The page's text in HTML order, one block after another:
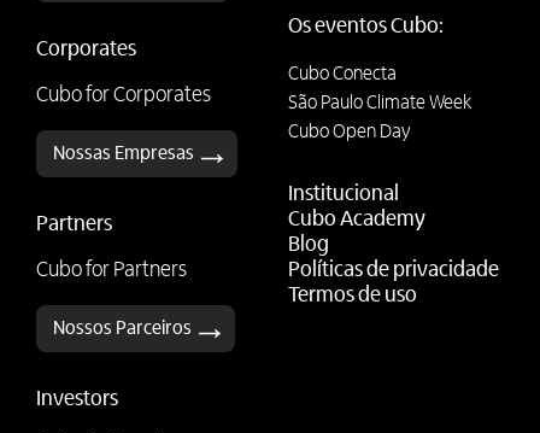
Corporates
Cubo for Corporates
Nossas Empresas
Partners
Cubo for Partners
Nossos Parceiros
Investors
Os eventos Cubo:
Cubo Conecta
São Paulo Climate Week
Cubo Open Day
Institucional
Cubo Academy
Blog
Políticas de privacidade
Termos de uso